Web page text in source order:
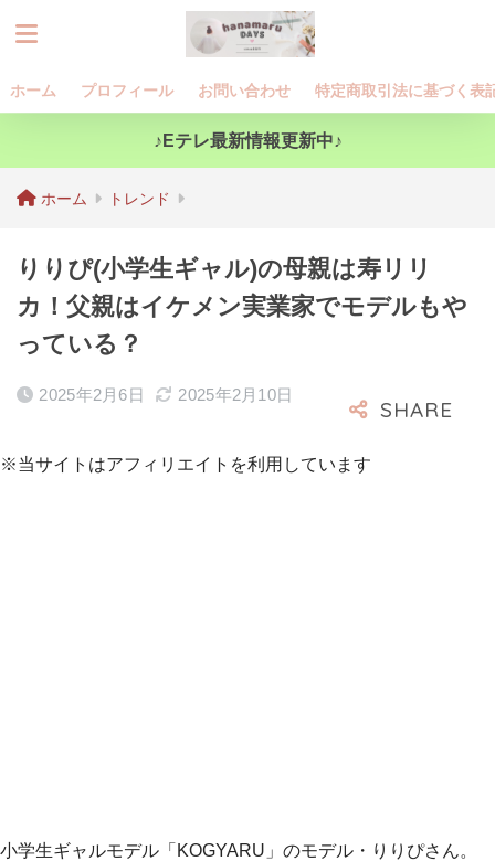
ホーム プロフィール お問い合わせ 特定商取引法に基づく表
♪Eテレ最新情報更新中♪
ホーム トレンド
りりぴ(小学生ギャル)の母親は寿リリ
カ！父親はイケメン実業家でモデルもや
っている？
2025年2月6日 2025年2月10日
※当サイトはアフィリエイトを利用しています
小学生ギャルモデル「KOGYARU」のモデル・りりぴさん。